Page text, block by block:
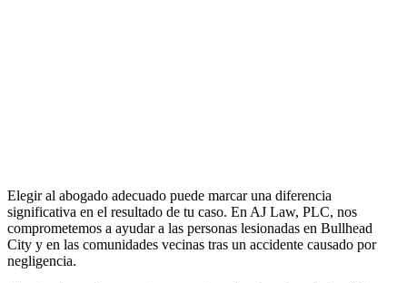
Elegir al abogado adecuado puede marcar una diferencia
significativa en el resultado de tu caso. En AJ Law, PLC, nos
comprometemos a ayudar a las personas lesionadas en Bullhead
City y en las comunidades vecinas tras un accidente causado por
negligencia.